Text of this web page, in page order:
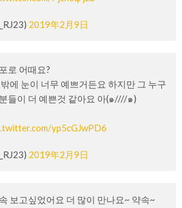
2019年2月9日
로 어때요?
에 눈이 너무 예쁘거든요 하지만 그 누구
들이 더 예쁜것 같아요 아(๑////๑)
yp5cGJwPD6
2019年2月9日
보고싶었어요 더 많이 만나요~ 약속~